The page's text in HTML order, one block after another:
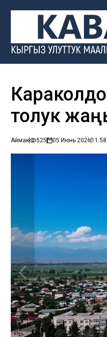
Караколдо
толук
Аймак 525 05 Июнь 202611:58